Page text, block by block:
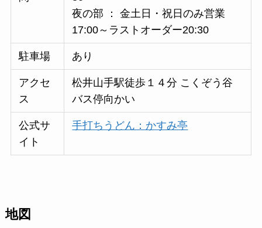
夜の部 ： 金土日・祝日のみ営業
17:00～ラストオーダー20:30
駐車場 あり
アクセ
ス
松井山手駅徒歩１４分 こくぞう谷
バス停向かい
公式サ
イト
手打ちうどん：かすみ亭
地図